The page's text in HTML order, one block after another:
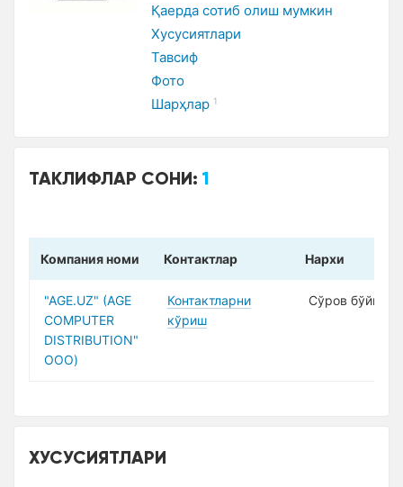
Қаерда сотиб олиш мумкин
Xусусиятлари
Тавсиф
Фото
Шарҳлар 1
ТАКЛИФЛАР СОНИ:1
Компания номи Контактлар Нарxи
"AGE.UZ" (AGE
COMPUTER
DISTRIBUTION"
ООО)
Контактларни
кўриш
Сўров бўйича
XУСУСИЯТЛАРИ